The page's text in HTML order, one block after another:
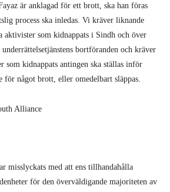
är anklagad för ett brott, ska han föras
process ska inledas. Vi kräver liknande
aktivister som kidnappats i Sindh och över
bortföranden och kräver
som kidnappats antingen ska ställas inför
för något brott, eller omedelbart släppas.
misslyckats med att ens tillhandahålla
för den överväldigande majoriteten av